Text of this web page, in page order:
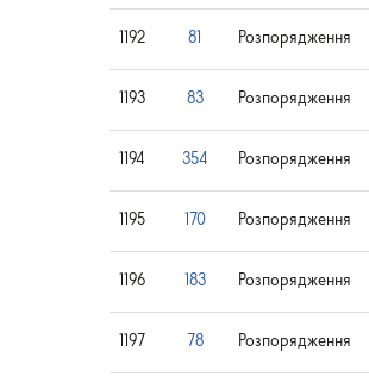
1192 81 Розпорядження
1193 83 Розпорядження
1194 354 Розпорядження
1195 170 Розпорядження
1196 183 Розпорядження
1197 78 Розпорядження